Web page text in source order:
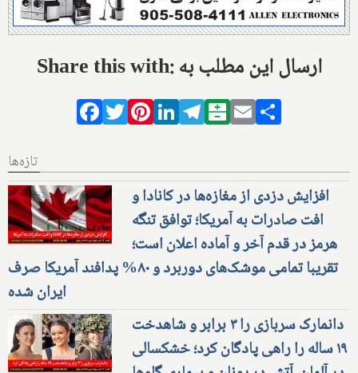
Share this with: ارسال این مطلب به
Facebook
TwitterPinterestLinkedIn
Telegram
Balatarin
Email
تازه‌ها
افزایش دزدی از مغازه‌ها در کانادا و
افت صادرات به آمریکا؛ توافق تنگه
هرمز در قدم آخر و آماده اعلان است؛
تقریبا تمامی موشک‌های دوربرد و ۸۰% پدافند آمریکا صرف
ایران شده
دانمارک سربازی را ۳ برابر و شاهدخت
۱۹ ساله را راهی پادگان کرد؛ خشکسالی